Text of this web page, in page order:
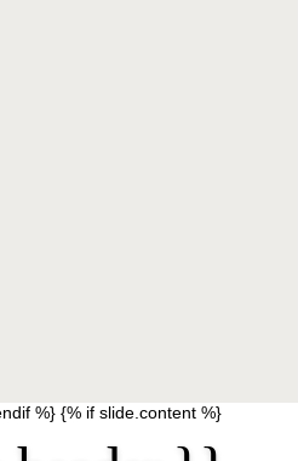
%} {% if slide.content %}